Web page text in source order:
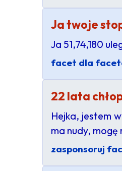
Ja twoje
Ja 51,74,180
facet dla
22 lata
Hejka, jestem
ma nudy,
zasponsoruj